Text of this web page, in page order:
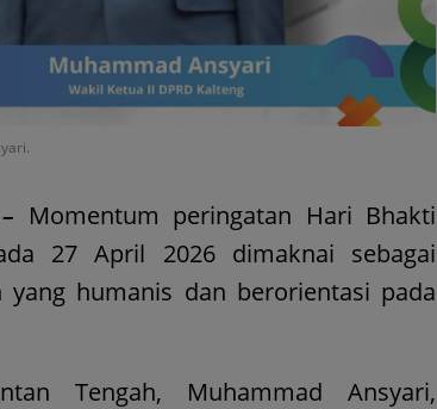
Momentum peringatan Hari Bhakti
27 April 2026 dimaknai sebagai
humanis dan berorientasi pada
Tengah, Muhammad Ansyari,